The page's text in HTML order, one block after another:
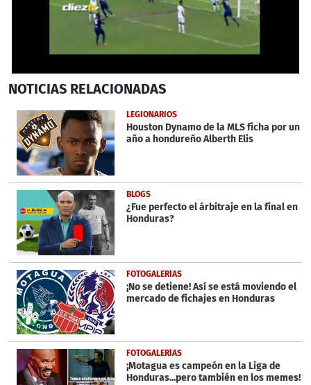
seconds
1
minute,
13
seconds
NOTICIAS RELACIONADAS
LEGIONARIOS
Houston Dynamo de la MLS ficha por un
año a hondureño Alberth Elis
BLOGS
¿Fue perfecto el árbitraje en la final en
Honduras?
FOTOGALERÍAS
¡No se detiene! Así se está moviendo el
mercado de fichajes en Honduras
FOTOGALERÍAS
¡Motagua es campeón en la Liga de
Honduras...pero también en los memes!